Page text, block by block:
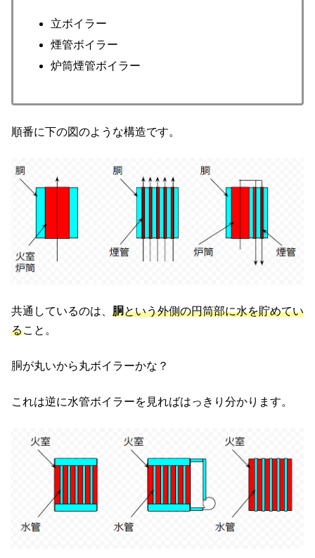
立ボイラー
煙管ボイラー
炉筒煙管ボイラー
順番に下の図のような構造です。
共通しているのは、 胴という外側の円筒部に水を貯めてい
ること。
胴が丸いから丸ボイラーかな？
これは逆に水管ボイラーを見ればはっきり分かります。